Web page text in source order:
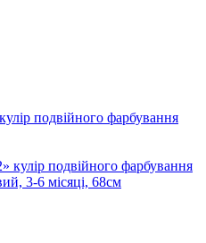
подвійного фарбування